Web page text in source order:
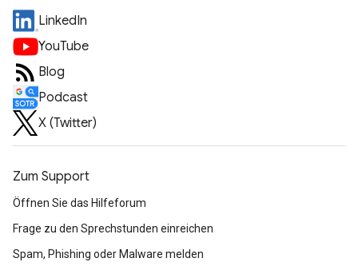
LinkedIn
YouTube
Blog
Podcast
X (Twitter)
Zum Support
Öffnen Sie das Hilfeforum
Frage zu den Sprechstunden einreichen
Spam, Phishing oder Malware melden